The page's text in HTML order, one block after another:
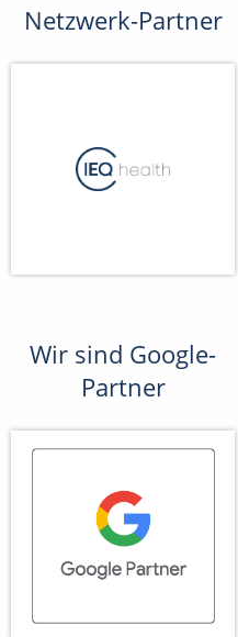
Netzwerk-Partner
Wir sind Google-
Partner